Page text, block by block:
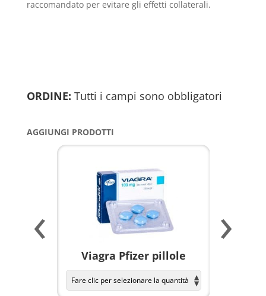
raccomandato per evitare gli effetti collaterali.
ORDINE: Tutti i campi sono obbligatori
AGGIUNGI PRODOTTI
Viagra Pfizer pillole
‹ ›